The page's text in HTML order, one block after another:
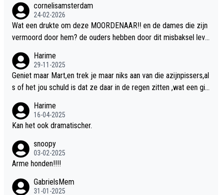
cornelisamsterdam
24-02-2026
Wat een drukte om deze MOORDENAAR!! en de dames die zijn
vermoord door hem? de ouders hebben door dit misbaksel leve
t!!
Harime
29-11-2025
Geniet maar Mart,en trek je maar niks aan van die azijnpissers,al
s of het jou schuld is dat ze daar in de regen zitten ,wat een gill
Harime
16-04-2025
Kan het ook dramatischer.
snoopy
03-02-2025
Arme honden!!!!
GabrielsMem
31-01-2025